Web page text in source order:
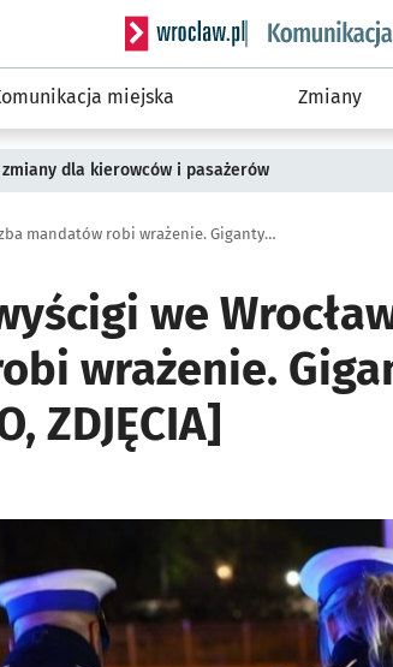
Serwis informacyjny
miejska Zmiany
dla kierowców i pasażerów
Nielegalne wyścigi we Wrocławiu. Liczba mandatów robi wrażenie. Gigantyczna nocna akcja [WIDEO, ZDJĘCIA]
we
wrażenie.
ZDJĘCIA]